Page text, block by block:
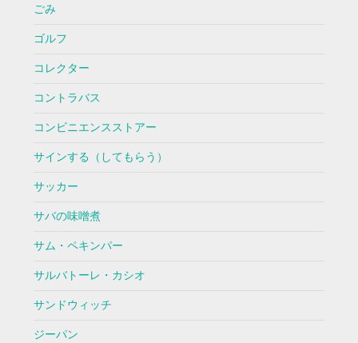
ごみ
ゴルフ
コレクター
コントラバス
コンビニエンスストアー
サインする（してもらう）
サッカー
サバの味噌煮
サム・ペキンパー
サルバトーレ・カシオ
サンドウィッチ
ジーパン